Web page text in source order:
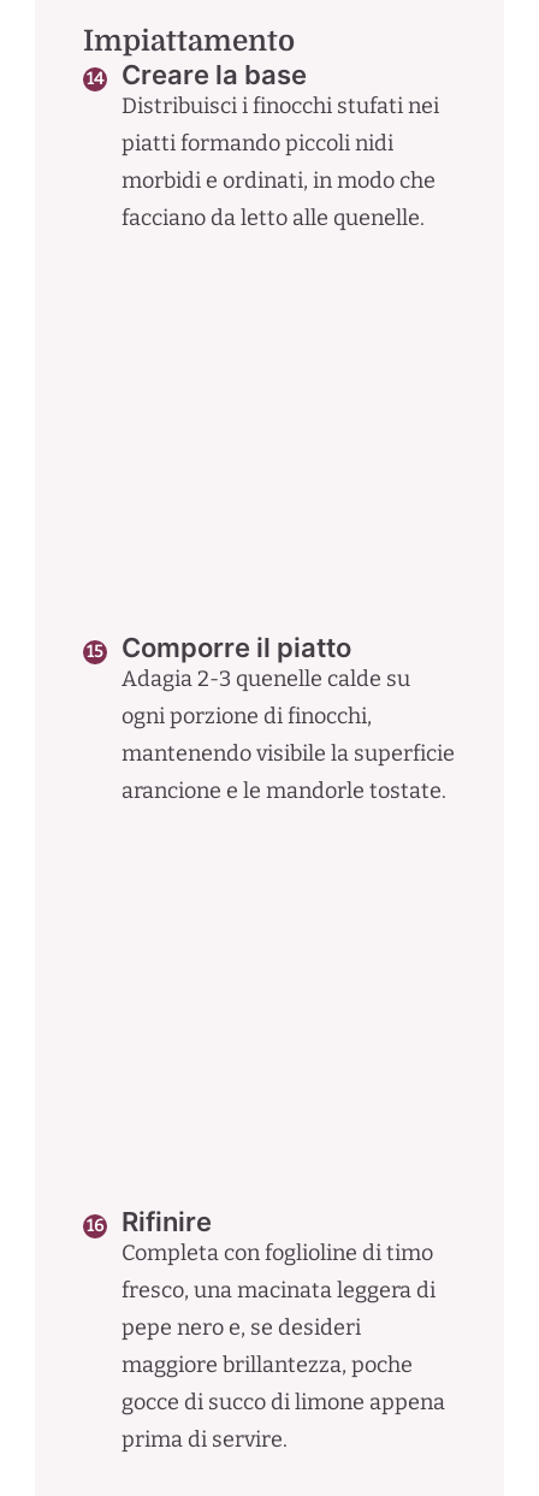
Impiattamento
Creare la base
Distribuisci i finocchi stufati nei
piatti formando piccoli nidi
morbidi e ordinati, in modo che
facciano da letto alle quenelle.
Comporre il piatto
Adagia 2-3 quenelle calde su
ogni porzione di finocchi,
mantenendo visibile la superficie
arancione e le mandorle tostate.
Rifinire
Completa con foglioline di timo
fresco, una macinata leggera di
pepe nero e, se desideri
maggiore brillantezza, poche
gocce di succo di limone appena
prima di servire.